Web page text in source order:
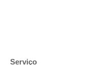
Serviço